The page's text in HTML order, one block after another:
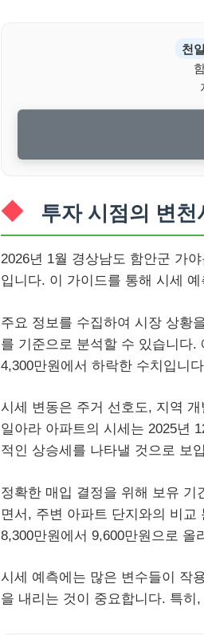
천
투자 시점의 변천
2026년 1월 경상남도 함안군 가
입니다. 이 가이드를 통해 시세
주요 정보를 수집하여 시장 상황
를 기준으로 분석할 수 있습니다.
4,300만원에서 하락한 수치입니
시세 변동은 주거 선호도, 지역
일아라 아파트의 시세는 2025년
적인 상승세를 나타낼 것으로 보
정확한 매입 결정을 위해 보유
면서, 주변 아파트 단지와의 비
8,300만원에서 9,600만원으로
시세 예측에는 많은 변수들이 작
을 내리는 것이 중요합니다. 특